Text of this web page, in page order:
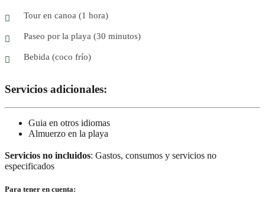
Tour en canoa (1 hora)
Paseo por la playa (30 minutos)
Bebida (coco frío)
Servicios adicionales:
Guia en otros idiomas
Almuerzo en la playa
Servicios no incluidos: Gastos, consumos y servicios no
especificados
Para tener en cuenta: